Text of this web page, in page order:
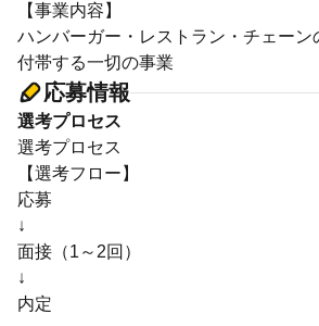
【事業内容】
ハンバーガー・レストラン・チェーン
付帯する一切の事業
応募情報
選考プロセス
選考プロセス
【選考フロー】
応募
↓
面接（1～2回）
↓
内定